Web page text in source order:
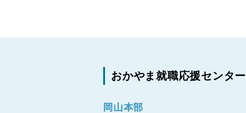
おかやま就職応援センター
岡山本部